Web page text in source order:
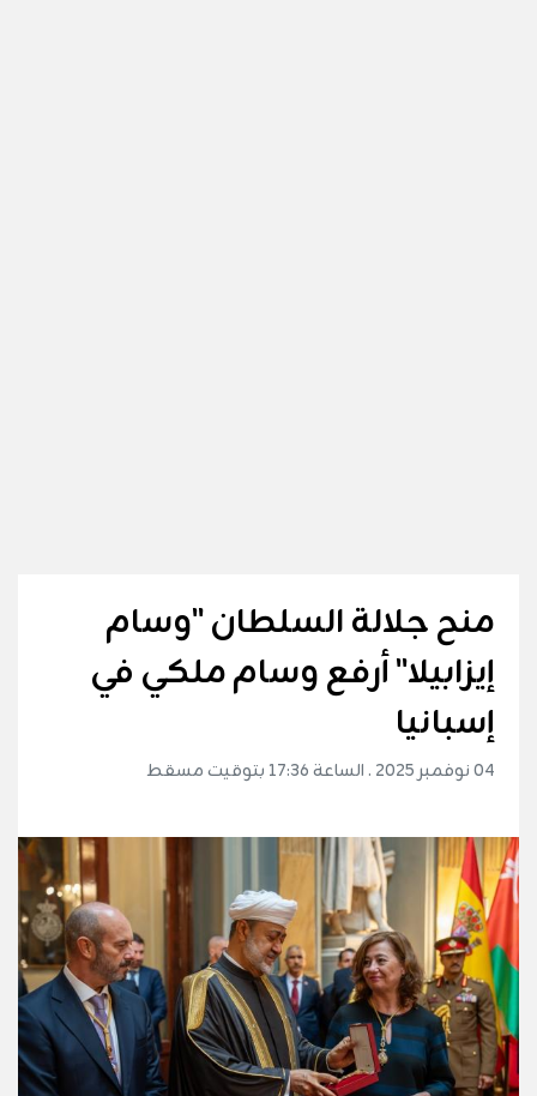
منح جلالة السلطان "وسام
إيزابيلا" أرفع وسام ملكي في
إسبانيا
04 نوفمبر 2025 . الساعة 17:36 بتوقيت مسقط